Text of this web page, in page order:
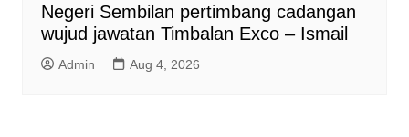
Negeri Sembilan pertimbang cadangan
wujud jawatan Timbalan Exco – Ismail
Admin Aug 4, 2026